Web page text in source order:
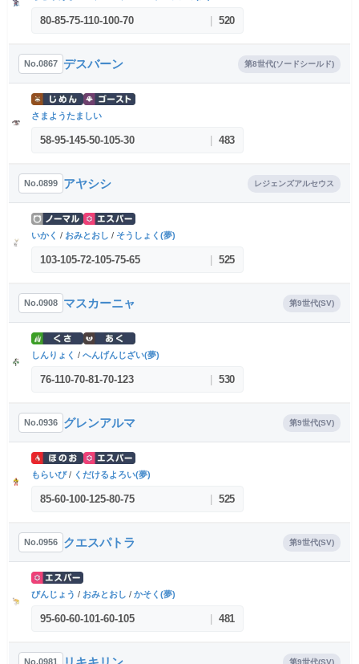
80-85-75-110-100-70 520
No.0867 デスバーン 第8世代(ソードシールド)
さまようたましい
58-95-145-50-105-30 483
No.0899 アヤシシ レジェンズアルセウス
いかく / おみとおし / そうしょく(夢)
103-105-72-105-75-65 525
No.0908 マスカーニャ 第9世代(SV)
しんりょく / へんげんじざい(夢)
76-110-70-81-70-123 530
No.0936 グレンアルマ 第9世代(SV)
もらいび/ くだけるよろい(夢)
85-60-100-125-80-75 525
No.0956 クエスパトラ 第9世代(SV)
びんじょう / おみとおし / かそく(夢)
95-60-60-101-60-105 481
No.0981 第9世代(SV)